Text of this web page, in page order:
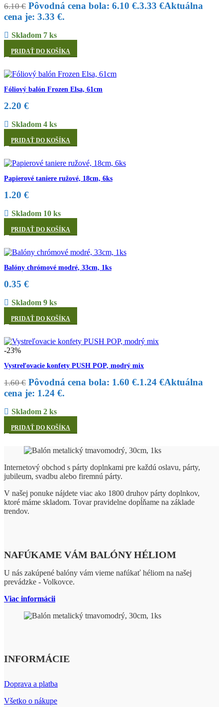
6.10€ Pôvodná cena bola: 6.10 €.3.33 €Aktuálna
cena je: 3.33 €.
Skladom 7 ks
PRIDAŤ DO KOŠÍKA
Fóliový balón Frozen Elsa, 61cm
2.20 €
Skladom 4 ks
PRIDAŤ DO KOŠÍKA
Papierové taniere ružové, 18cm, 6ks
1.20 €
Skladom 10 ks
PRIDAŤ DO KOŠÍKA
Balóny chrómové modré, 33cm, 1ks
0.35 €
Skladom 9 ks
PRIDAŤ DO KOŠÍKA
-23%
Vystreľovacie konfety PUSH POP, modrý mix
1.60€ Pôvodná cena bola: 1.60 €.1.24 €Aktuálna
cena je: 1.24 €.
Skladom 2 ks
PRIDAŤ DO KOŠÍKA
Internetový obchod s párty doplnkami pre každú oslavu, párty,
jubileum, svadbu alebo firemnú párty.
V našej ponuke nájdete viac ako 1800 druhov párty doplnkov,
ktoré máme skladom. Tovar pravidelne dopĺňame na základe
trendov.
NAFÚKAME VÁM BALÓNY HÉLIOM
U nás zakúpené balóny vám vieme nafúkať héliom na našej
prevádzke - Volkovce.
Viac informácii
INFORMÁCIE
Doprava a platba
Všetko o nákupe